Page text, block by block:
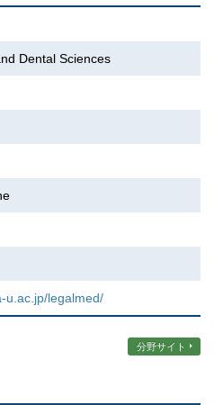
Dental Sciences
u.ac.jp/legalmed/
分野サイト